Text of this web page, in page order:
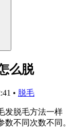
么脱
• 脱毛
发脱毛方法一样
不同次数不同。